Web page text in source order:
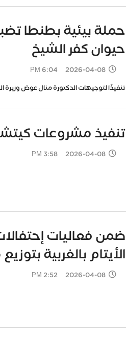
حملة بيئية بطنطا
حيوان كفر الشيخ
2026-04-08 6:04 PM
تنفيذًا لتوجيهات الدكتورة منال عوض وزيرة
تنفيذ مشروعات
2026-04-08 3:58 PM
ضمن فعاليات
الأيتام بالغربية
2026-04-08 2:52 PM